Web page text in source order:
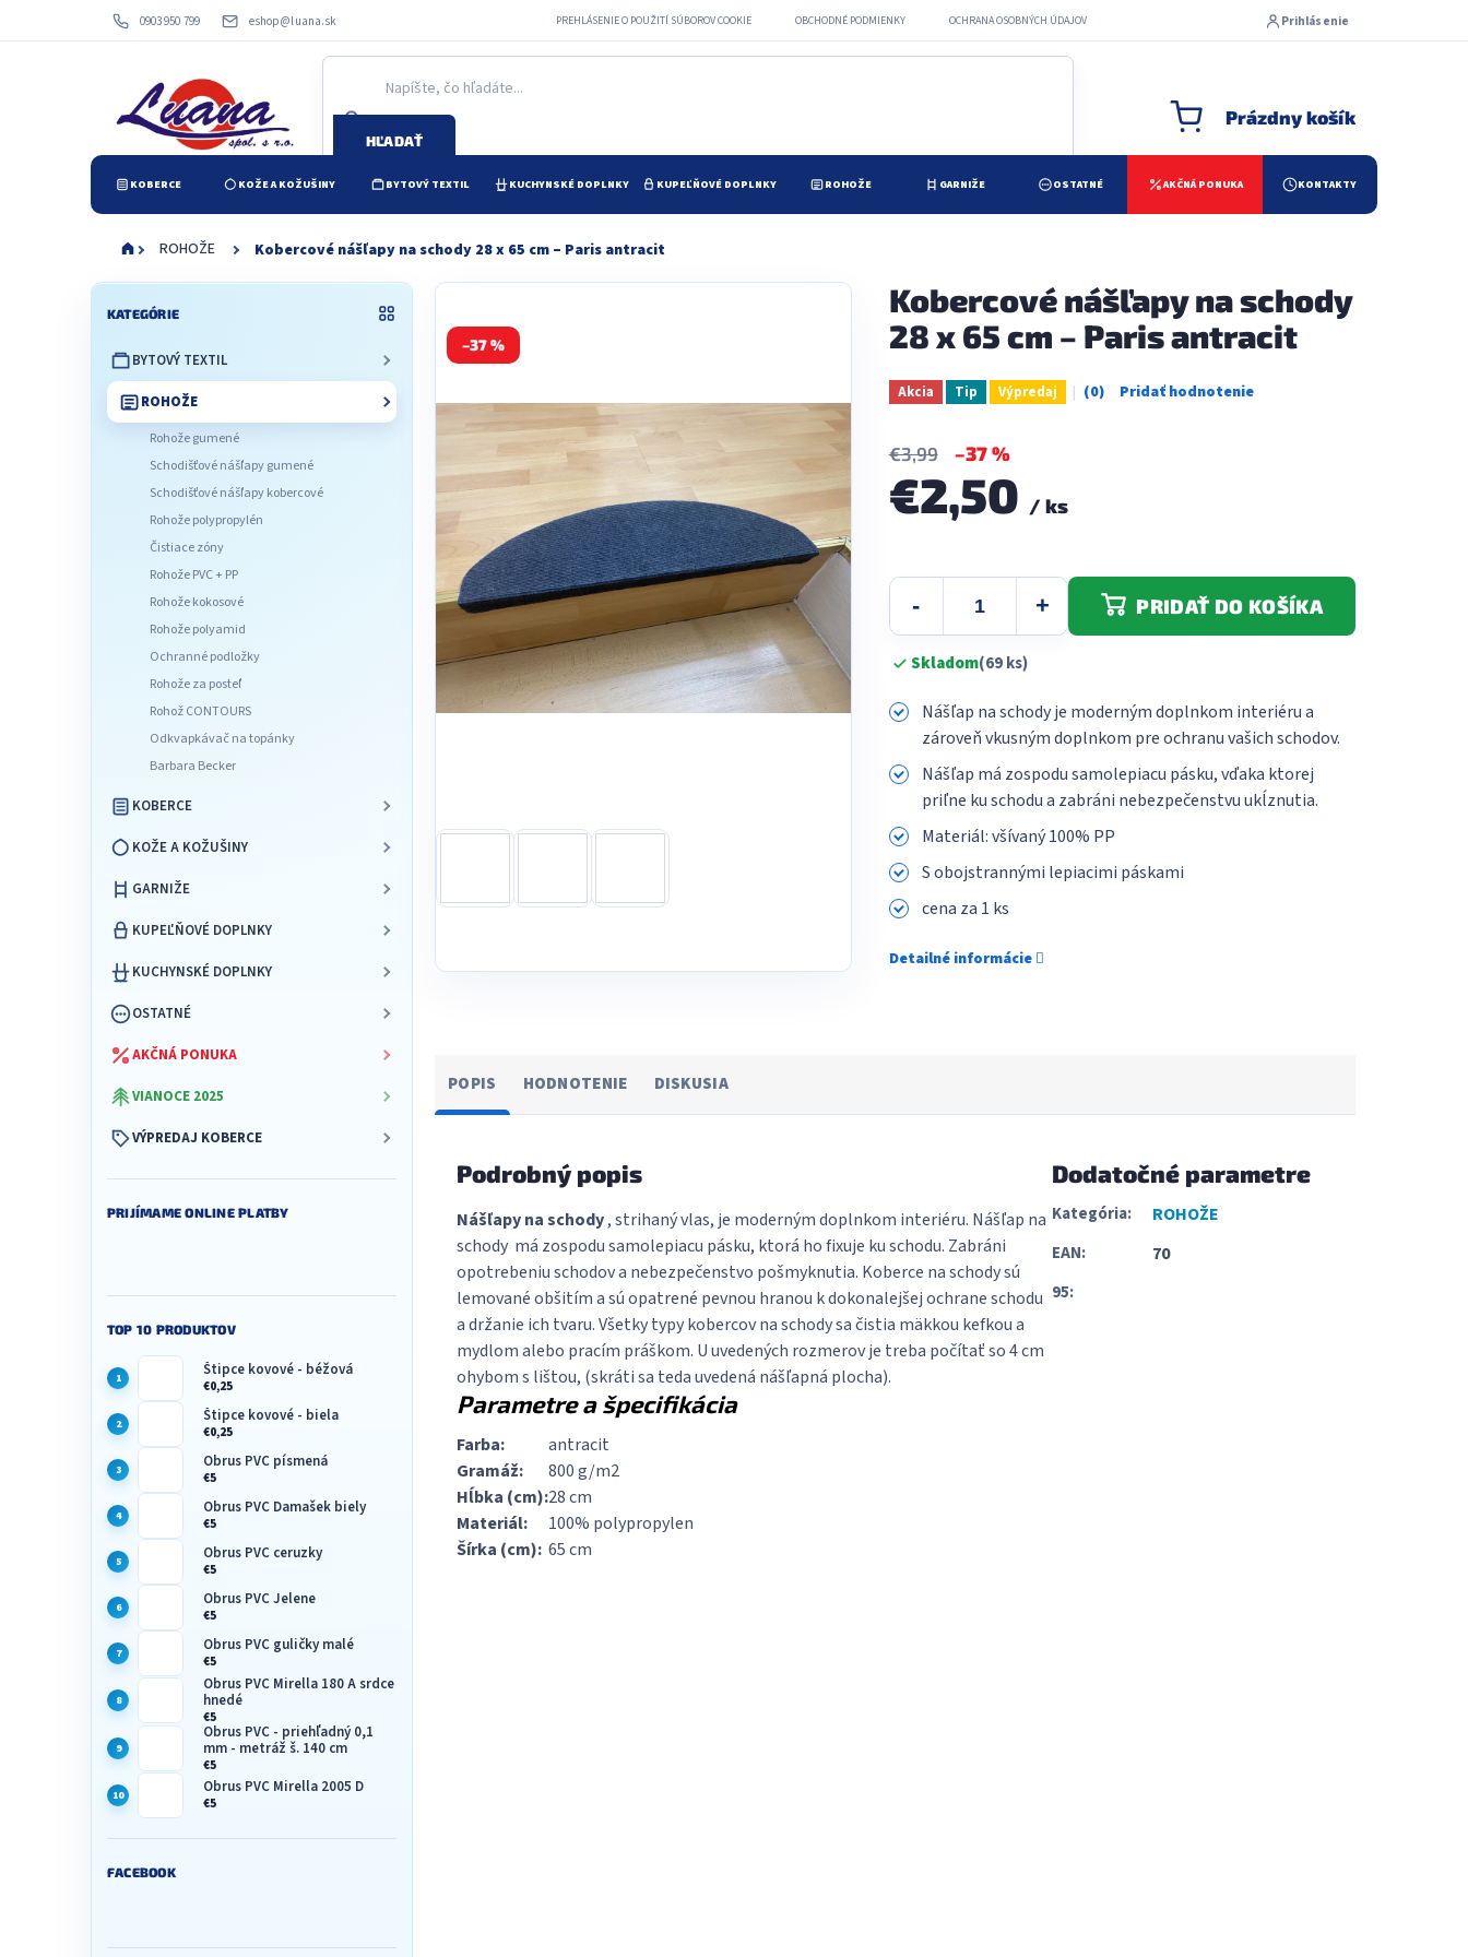
0903 950 799 eshop@luana.sk PREHLÁSENIE O POUŽITÍ SÚBOROV COOKIE OBCHODNÉ PODMIENKY OCHRANA OSOBNÝCH ÚDAJOV Prihlásenie
HĽADAŤ
NÁKUPNÝ KOŠÍK
Prázdny košík
KOBERCE KOŽE A KOŽUŠINY BYTOVÝ TEXTIL KUCHYNSKÉ DOPLNKY KUPEĽŇOVÉ DOPLNKY ROHOŽE GARNIŽE OSTATNÉ AKČNÁ PONUKA KONTAKTY
ROHOŽE Kobercové nášľapy na schody 28 x 65 cm – Paris antracit
B
Preskočiť
KATEGÓRIE
BYTOVÝ TEXTIL
ROHOŽE
Rohože gumené
Schodišťové nášľapy gumené
Schodišťové nášľapy kobercové
Rohože polypropylén
Čistiace zóny
Rohože PVC + PP
Rohože kokosové
Rohože polyamid
Ochranné podložky
Rohože za posteľ
Rohož CONTOURS
Odkvapkávač na topánky
Barbara Becker
KOBERCE
KOŽE A KOŽUŠINY
GARNIŽE
KUPEĽŇOVÉ DOPLNKY
KUCHYNSKÉ DOPLNKY
OSTATNÉ
AKČNÁ PONUKA
VIANOCE 2025
VÝPREDAJ KOBERCE
PRIJÍMAME ONLINE PLATBY
TOP 10 PRODUKTOV
Štipce kovové - béžová
€0,25
Štipce kovové - biela
€0,25
Obrus PVC písmená
€5
Obrus PVC Damašek biely
€5
Obrus PVC ceruzky
€5
Obrus PVC Jelene
€5
Obrus PVC guličky malé
€5
Obrus PVC Mirella 180 A srdce
hnedé
€5
Obrus PVC - priehľadný 0,1
mm - metráž š. 140 cm
€5
Obrus PVC Mirella 2005 D
€5
FACEBOOK
Kobercové nášľapy na schody
28 x 65 cm – Paris antracit
Akcia Tip Výpredaj
Priemerné
–37 %
€3,99 –37 %
€2,50 / ks
Skladom(69 ks)
PRIDAŤ DO KOŠÍKA
Nášľap na schody je moderným doplnkom interiéru a
zároveň vkusným doplnkom pre ochranu vašich schodov.
Nášľap má zospodu samolepiacu pásku, vďaka ktorej
priľne ku schodu a zabráni nebezpečenstvu ukĺznutia.
Materiál: všívaný 100% PP
S obojstrannými lepiacimi páskami
cena za 1 ks
Detailné informácie
POPIS HODNOTENIE DISKUSIA
Podrobný popis
Nášľapy na schody, strihaný vlas, je moderným doplnkom interiéru. Nášľap na
schody má zospodu samolepiacu pásku, ktorá ho fixuje ku schodu. Zabráni
opotrebeniu schodov a nebezpečenstvo pošmyknutia. Koberce na schody sú
lemované obšitím a sú opatrené pevnou hranou k dokonalejšej ochrane schodu
a držanie ich tvaru. Všetky typy kobercov na schody sa čistia mäkkou kefkou a
mydlom alebo pracím práškom. U uvedených rozmerov je treba počítať so 4 cm
ohybom s lištou, (skráti sa teda uvedená nášľapná plocha).
Parametre a špecifikácia
Farba:
antracit
Gramáž:
800 g/m2
Hĺbka (cm):28 cm
Materiál:
100% polypropylen
Šírka (cm): 65 cm
Dodatočné parametre
Kategória: ROHOŽE
EAN: 70
95: